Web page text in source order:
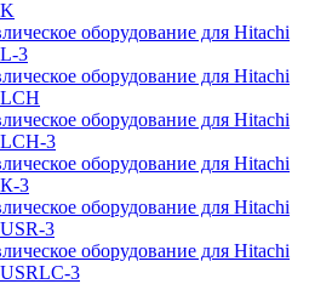
оборудование для Hitachi
3
оборудование для Hitachi
оборудование для Hitachi
3
оборудование для Hitachi
3
оборудование для Hitachi
3
оборудование для Hitachi
3